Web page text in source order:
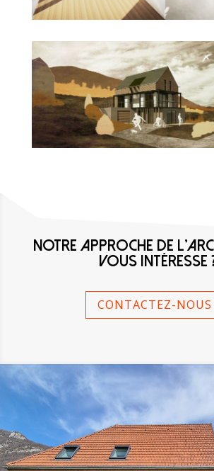
NOTRE APPROCHE DE
VOUS INTÉRESSE
CONTACTEZ-NOUS